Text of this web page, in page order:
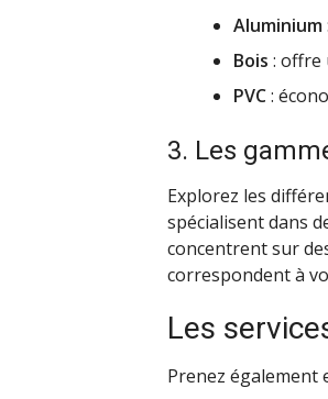
Aluminium
Bois : offre
PVC:
3. Les
Explorez les
spécialisent dans
concentrent sur
correspondent à
Les
Prenez également